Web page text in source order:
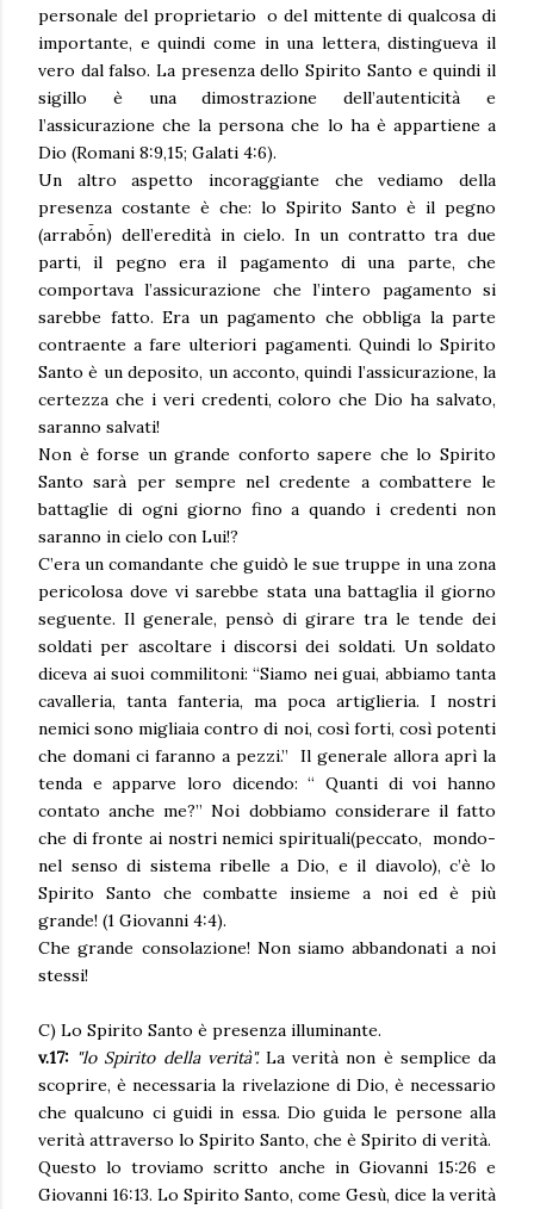
personale del proprietario o del mittente di qualcosa di
importante, e quindi come in una lettera, distingueva il
vero dal falso. La presenza dello Spirito Santo e quindi il
sigillo è una dimostrazione dell’autenticità e
l’assicurazione che la persona che lo ha è appartiene a
Dio (Romani 8:9,15; Galati 4:6).
Un altro aspetto incoraggiante che vediamo della
presenza costante è che: lo Spirito Santo è il pegno
(arrabó̄n) dell’eredità in cielo. In un contratto tra due
parti, il pegno era il pagamento di una parte, che
comportava l’assicurazione che l’intero pagamento si
sarebbe fatto. Era un pagamento che obbliga la parte
contraente a fare ulteriori pagamenti. Quindi lo Spirito
Santo è un deposito, un acconto, quindi l’assicurazione, la
certezza che i veri credenti, coloro che Dio ha salvato,
saranno salvati!
Non è forse un grande conforto sapere che lo Spirito
Santo sarà per sempre nel credente a combattere le
battaglie di ogni giorno fino a quando i credenti non
saranno in cielo con Lui!?
C’era un comandante che guidò le sue truppe in una zona
pericolosa dove vi sarebbe stata una battaglia il giorno
seguente. Il generale, pensò di girare tra le tende dei
soldati per ascoltare i discorsi dei soldati. Un soldato
diceva ai suoi commilitoni: “Siamo nei guai, abbiamo tanta
cavalleria, tanta fanteria, ma poca artiglieria. I nostri
nemici sono migliaia contro di noi, così forti, così potenti
che domani ci faranno a pezzi.” Il generale allora aprì la
tenda e apparve loro dicendo: “ Quanti di voi hanno
contato anche me?” Noi dobbiamo considerare il fatto
che di fronte ai nostri nemici spirituali(peccato, mondo-
nel senso di sistema ribelle a Dio, e il diavolo), c’è lo
Spirito Santo che combatte insieme a noi ed è più
grande! (1 Giovanni 4:4).
Che grande consolazione! Non siamo abbandonati a noi
stessi!
C) Lo Spirito Santo è presenza illuminante.
v.17: "lo Spirito della verità".La verità non è semplice da
scoprire, è necessaria la rivelazione di Dio, è necessario
che qualcuno ci guidi in essa. Dio guida le persone alla
verità attraverso lo Spirito Santo, che è Spirito di verità.
Questo lo troviamo scritto anche in Giovanni 15:26 e
Giovanni 16:13. Lo Spirito Santo, come Gesù, dice la verità